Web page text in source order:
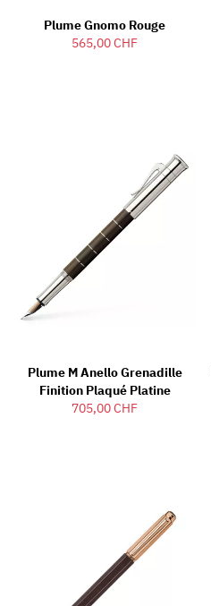
Plume Gnomo Rouge
565,00 CHF
Plume M Anello Grenadille
Finition Plaqué Platine
705,00 CHF